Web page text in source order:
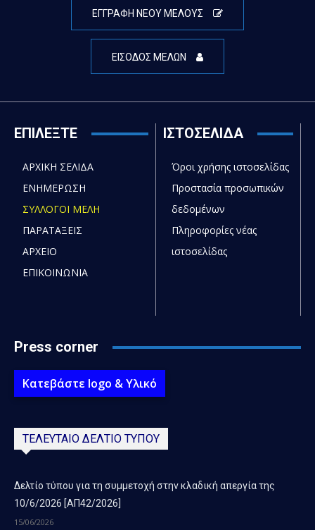
ΕΓΓΡΑΦΗ ΝΕΟΥ ΜΕΛΟΥΣ
ΕΙΣΟΔΟΣ ΜΕΛΩΝ
ΕΠΙΛΕΞΤΕ
ΑΡΧΙΚΗ ΣΕΛΙΔΑ
ΕΝΗΜΕΡΩΣΗ
ΣΥΛΛΟΓΟΙ ΜΕΛΗ
ΠΑΡΑΤΑΞΕΙΣ
ΑΡΧΕΙΟ
ΕΠΙΚΟΙΝΩΝΙΑ
ΙΣΤΟΣΕΛΙΔΑ
Όροι χρήσης ιστοσελίδας
Προστασία προσωπικών
δεδομένων
Πληροφορίες νέας
ιστοσελίδας
Press corner
Κατεβάστε logo & Υλικό
ΤΕΛΕΥΤΑΙΟ ΔΕΛΤΙΟ ΤΥΠΟΥ
Δελτίο τύπου για τη συμμετοχή στην κλαδική απεργία της
10/6/2026 [ΑΠ42/2026]
15/06/2026